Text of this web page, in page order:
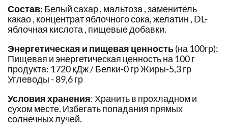
Состав: Белый сахар , мальтоза , заменитель
какао , концентрат яблочного сока, желатин , DL-
яблочная кислота , пищевые добавки.
Энергетическая и пищевая ценность(на 100гр):
Пищевая и энергетическая ценность на 100 г
продукта: 1720 кДж / Белки-0 гр Жиры-5,3 гр
Углеводы - 89,6 гр
Условия хранения: Хранить в прохладном и
сухом месте. Избегать попадания прямых
солнечных лучей.